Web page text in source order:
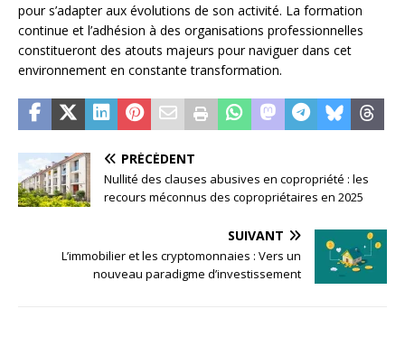
pour s’adapter aux évolutions de son activité. La formation
continue et l’adhésion à des organisations professionnelles
constitueront des atouts majeurs pour naviguer dans cet
environnement en constante transformation.
PRÉCÉDENT
Nullité des clauses abusives en copropriété : les
recours méconnus des copropriétaires en 2025
SUIVANT
L’immobilier et les cryptomonnaies : Vers un
nouveau paradigme d’investissement